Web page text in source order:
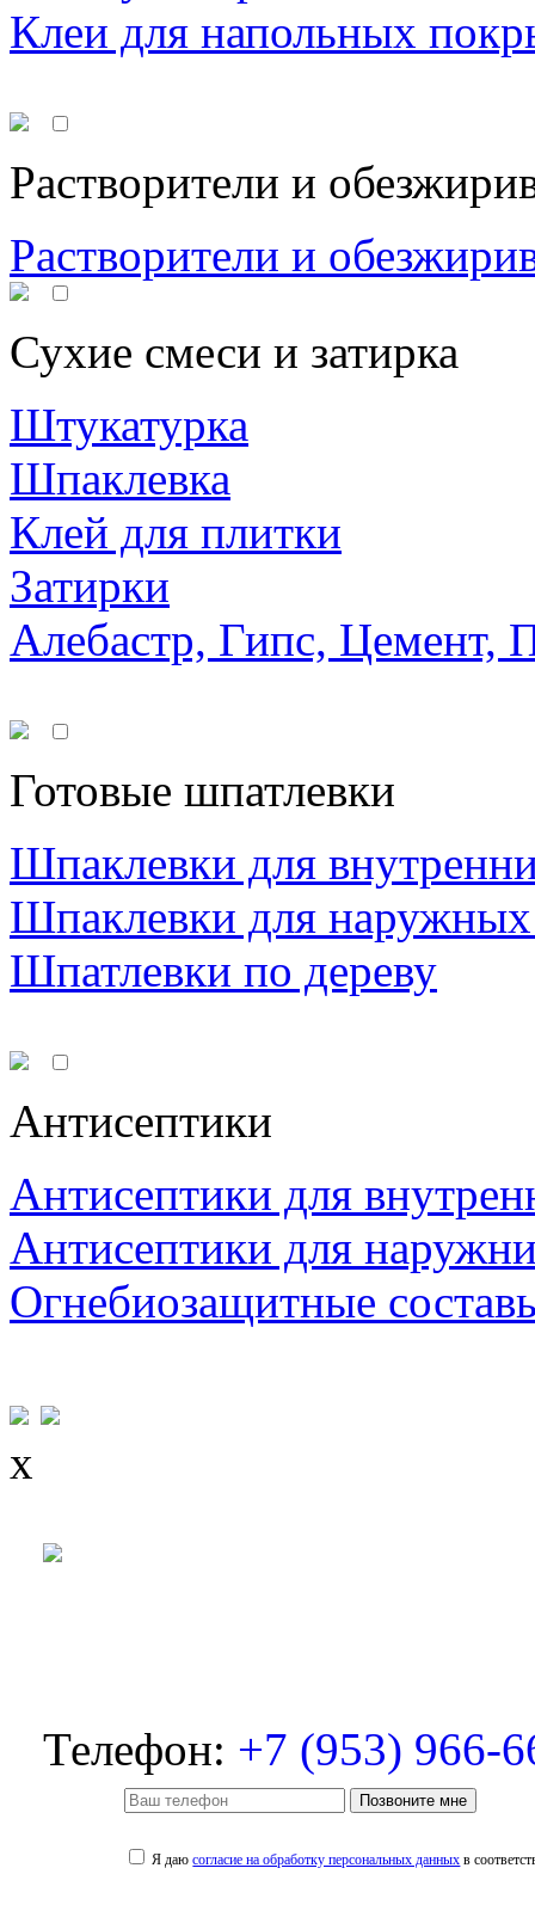
Клеи для напольных
Растворители и
Растворители и
Сухие смеси и затирка
Штукатурка
Шпаклевка
Клей для плитки
Затирки
Алебастр, Гипс, Цемент,
Готовые шпатлевки
Шпаклевки для
Шпаклевки для наружных
Шпатлевки по дереву
Антисептики
Антисептики для
Антисептики для
Огнебиозащитные
x
Телефон: +7 (953) 966-
Позвоните мне
Я даюсогласие на обработку персональных данных в